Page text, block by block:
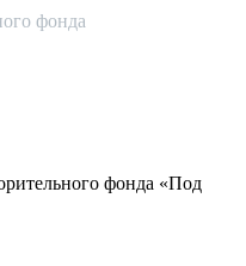
фонда
фонда «Под